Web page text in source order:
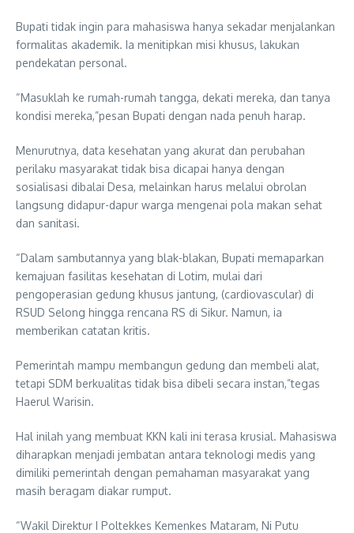
Bupati tidak ingin para mahasiswa hanya sekadar menjalankan
formalitas akademik. Ia menitipkan misi khusus, lakukan
pendekatan personal.
“Masuklah ke rumah-rumah tangga, dekati mereka, dan tanya
kondisi mereka,”pesan Bupati dengan nada penuh harap.
Menurutnya, data kesehatan yang akurat dan perubahan
perilaku masyarakat tidak bisa dicapai hanya dengan
sosialisasi dibalai Desa, melainkan harus melalui obrolan
langsung didapur-dapur warga mengenai pola makan sehat
dan sanitasi.
“Dalam sambutannya yang blak-blakan, Bupati memaparkan
kemajuan fasilitas kesehatan di Lotim, mulai dari
pengoperasian gedung khusus jantung, (cardiovascular) di
RSUD Selong hingga rencana RS di Sikur. Namun, ia
memberikan catatan kritis.
Pemerintah mampu membangun gedung dan membeli alat,
tetapi SDM berkualitas tidak bisa dibeli secara instan,”tegas
Haerul Warisin.
Hal inilah yang membuat KKN kali ini terasa krusial. Mahasiswa
diharapkan menjadi jembatan antara teknologi medis yang
dimiliki pemerintah dengan pemahaman masyarakat yang
masih beragam diakar rumput.
“Wakil Direktur I Poltekkes Kemenkes Mataram, Ni Putu